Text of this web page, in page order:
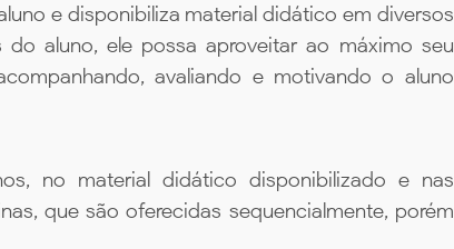
e disponibiliza material didático em diversos
aluno, ele possa aproveitar ao máximo seu
avaliando e motivando o aluno
no material didático disponibilizado e nas
que são oferecidas sequencialmente, porém